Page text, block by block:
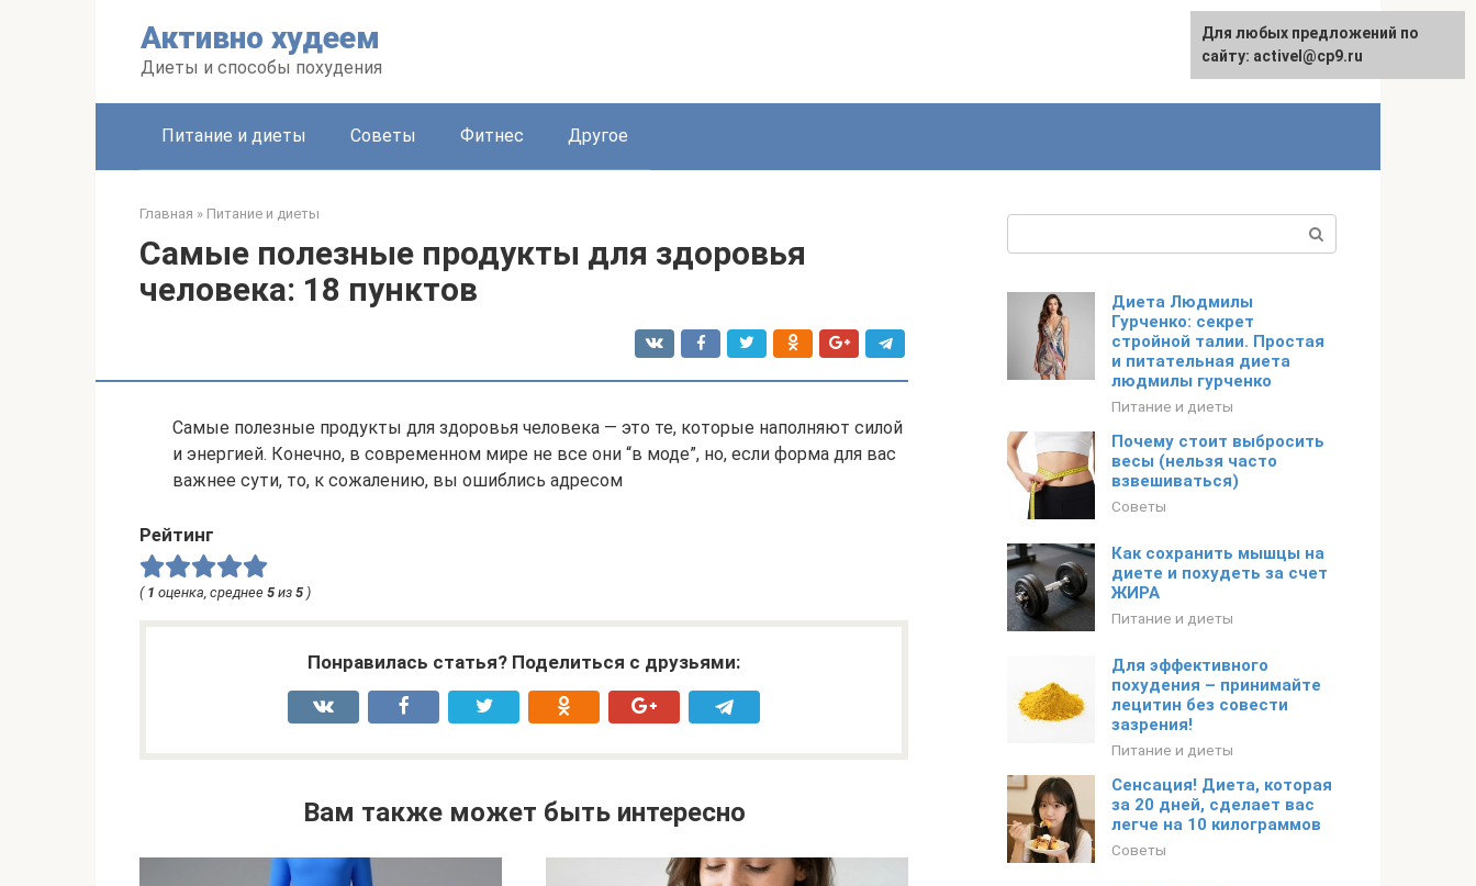
Активно худеем
Диеты и способы похудения
English
Питание и диеты Советы Фитнес Другое
Главная » Питание и диеты
Самые полезные продукты для здоровья
человека: 18 пунктов
Самые полезные продукты для здоровья человека — это те, которые наполняют силой
и энергией. Конечно, в современном мире не все они “в моде”, но, если форма для вас
важнее сути, то, к сожалению, вы ошиблись адресом
Рейтинг
( 1 оценка, среднее 5 из 5 )
Понравилась статья? Поделиться с друзьями:
Вам также может быть интересно
Диета Людмилы
Гурченко: секрет
стройной талии. Простая
и питательная диета
людмилы гурченко
Питание и диеты
Почему стоит выбросить
весы (нельзя часто
взвешиваться)
Советы
Как сохранить мышцы на
диете и похудеть за счет
ЖИРА
Питание и диеты
Для эффективного
похудения – принимайте
лецитин без совести
зазрения!
Питание и диеты
Сенсация! Диета, которая
за 20 дней, сделает вас
легче на 10 килограммов
Советы
Для любых предложений по
сайту: activel@cp9.ru